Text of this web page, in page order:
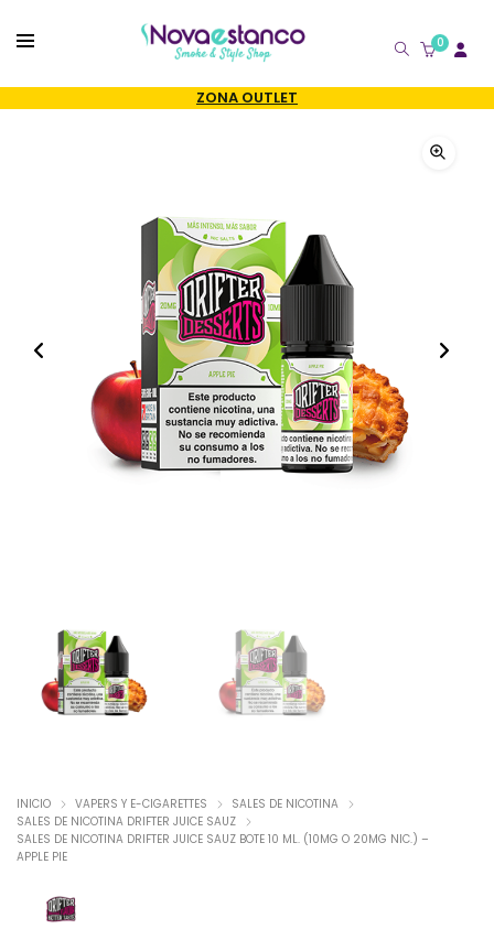
0
ZONA OUTLET
INICIO VAPERS Y E-CIGARETTES
SALES DE NICOTINA
SALES DE NICOTINA DRIFTER JUICE SAUZ
SALES DE NICOTINA DRIFTER JUICE SAUZ BOTE 10 ML. (10MG O 20MG NIC.) –
APPLE PIE